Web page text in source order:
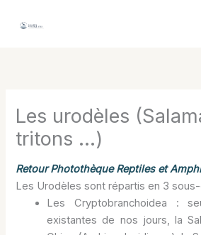
Les urodèles
tritons …)
Retour Photothèque Reptiles et
Les Urodèles sont répartis en 3
Les Cryptobranchoidea :
existantes de nos jours, la